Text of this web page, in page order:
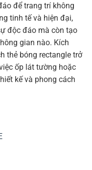
để trang trí không
tinh tế và hiện đại,
độc đáo mà còn tạo
gian nào. Kích
thẻ bóng rectangle trở
ốp lát tường hoặc
kế và phong cách